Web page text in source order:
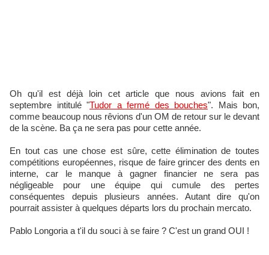
Oh qu'il est déjà loin cet article que nous avions fait en
septembre intitulé "Tudor a fermé des bouches". Mais bon,
comme beaucoup nous rêvions d'un OM de retour sur le devant
de la scène. Ba ça ne sera pas pour cette année.
En tout cas une chose est sûre, cette élimination de toutes
compétitions européennes, risque de faire grincer des dents en
interne, car le manque à gagner financier ne sera pas
négligeable pour une équipe qui cumule des pertes
conséquentes depuis plusieurs années. Autant dire qu'on
pourrait assister à quelques départs lors du prochain mercato.
Pablo Longoria a t'il du souci à se faire ? C'est un grand OUI !